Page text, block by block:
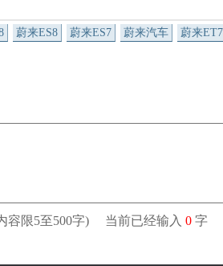
蔚来ES8 蔚来ES7 蔚来汽车 蔚来ET7